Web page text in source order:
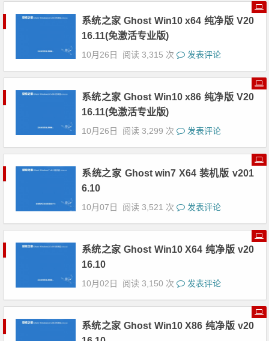
系统之家 Ghost Win10 x64 纯净版 V20
16.11(免激活专业版)
10月26日 阅读 3,315 次 发表评论
系统之家 Ghost Win10 x86 纯净版 V20
16.11(免激活专业版)
10月26日 阅读 3,299 次 发表评论
系统之家 Ghost win7 X64 装机版 v201
6.10
10月07日 阅读 3,521 次 发表评论
系统之家 Ghost Win10 X64 纯净版 v20
16.10
10月02日 阅读 3,150 次 发表评论
系统之家 Ghost Win10 X86 纯净版 v20